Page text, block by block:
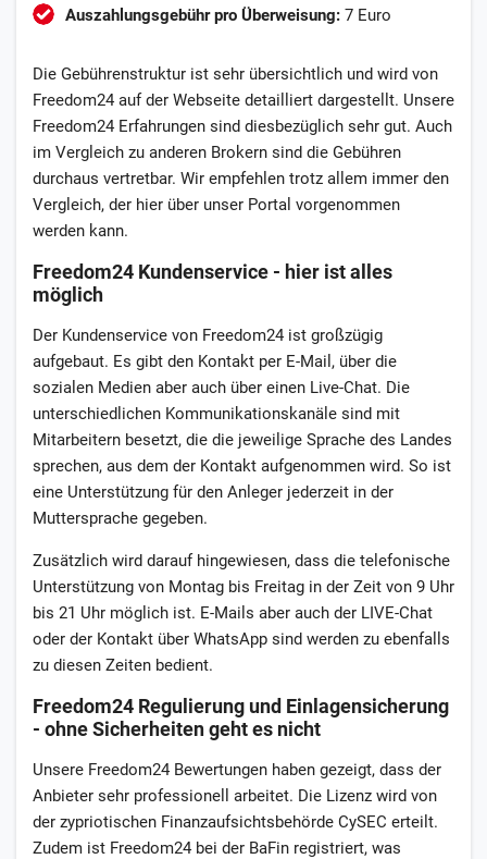
Auszahlungsgebühr pro Überweisung: 7 Euro
Die Gebührenstruktur ist sehr übersichtlich und wird von
Freedom24 auf der Webseite detailliert dargestellt. Unsere
Freedom24 Erfahrungen sind diesbezüglich sehr gut. Auch
im Vergleich zu anderen Brokern sind die Gebühren
durchaus vertretbar. Wir empfehlen trotz allem immer den
Vergleich, der hier über unser Portal vorgenommen
werden kann.
Freedom24 Kundenservice - hier ist alles
möglich
Der Kundenservice von Freedom24 ist großzügig
aufgebaut. Es gibt den Kontakt per E-Mail, über die
sozialen Medien aber auch über einen Live-Chat. Die
unterschiedlichen Kommunikationskanäle sind mit
Mitarbeitern besetzt, die die jeweilige Sprache des Landes
sprechen, aus dem der Kontakt aufgenommen wird. So ist
eine Unterstützung für den Anleger jederzeit in der
Muttersprache gegeben.
Zusätzlich wird darauf hingewiesen, dass die telefonische
Unterstützung von Montag bis Freitag in der Zeit von 9 Uhr
bis 21 Uhr möglich ist. E-Mails aber auch der LIVE-Chat
oder der Kontakt über WhatsApp sind werden zu ebenfalls
zu diesen Zeiten bedient.
Freedom24 Regulierung und Einlagensicherung
- ohne Sicherheiten geht es nicht
Unsere Freedom24 Bewertungen haben gezeigt, dass der
Anbieter sehr professionell arbeitet. Die Lizenz wird von
der zypriotischen Finanzaufsichtsbehörde CySEC erteilt.
Zudem ist Freedom24 bei der BaFin registriert, was